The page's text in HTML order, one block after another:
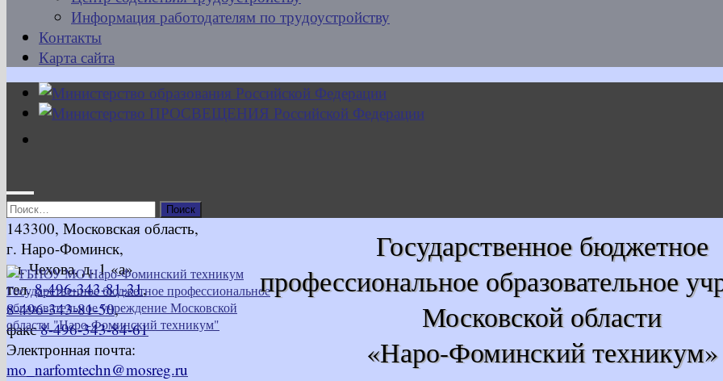
Информация работодателям по трудоустройству
Контакты
Карта сайта
Найти:
Государственное бюджетное
профессиональное образовательное
Московской области
«Наро-Фоминский техникум»
143300, Московская область,
г. Наро-Фоминск,
ул. Чехова, д. 1 «а»
тел.8-496-343-81-31,
8-496-343-81-50,
факс8-496-343-84-61
Электронная почта:
mo_narfomtechn@mosreg.ru